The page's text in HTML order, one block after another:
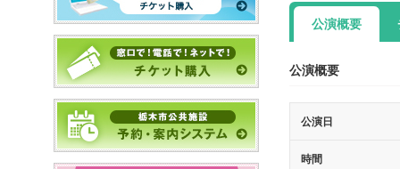
公演概要
公演概要
公演日
時間